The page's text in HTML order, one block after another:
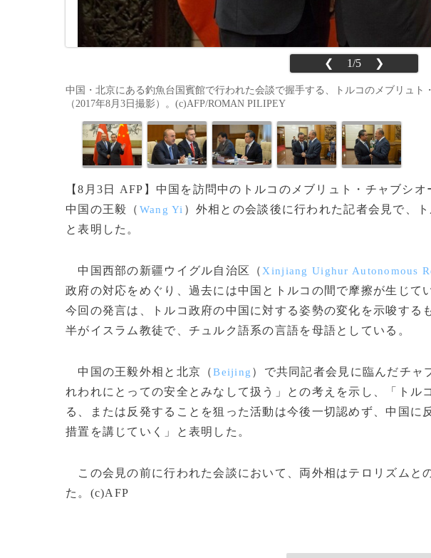
❮ 1/5 ❯
中国・北京にある釣魚台国賓館で行われた会談で握手する、トルコのメブリュト
（2017年8月3日撮影）。(c)AFP/ROMAN PILIPEY
【8月3日 AFP】中国を訪問中のトルコのメブリュト・チャブシオ
中国の王毅（ Wang Yi ）外相との会談後に行われた記者会見で、
と表明した。
中国西部の新疆ウイグル自治区（ Xinjiang Uighur Autonomous
政府の対応をめぐり、過去には中国とトルコの間で摩擦が生じて
今回の発言は、トルコ政府の中国に対する姿勢の変化を示唆する
半がイスラム教徒で、チュルク語系の言語を母語としている。
中国の王毅外相と北京（Beijing ）で共同記者会見に臨んだチャ
れわれにとっての安全とみなして扱う」との考えを示し、「トル
る、または反発することを狙った活動は今後一切認めず、中国に
措置を講じていく」と表明した。
この会見の前に行われた会談において、両外相はテロリズムと
た。(c)AFP